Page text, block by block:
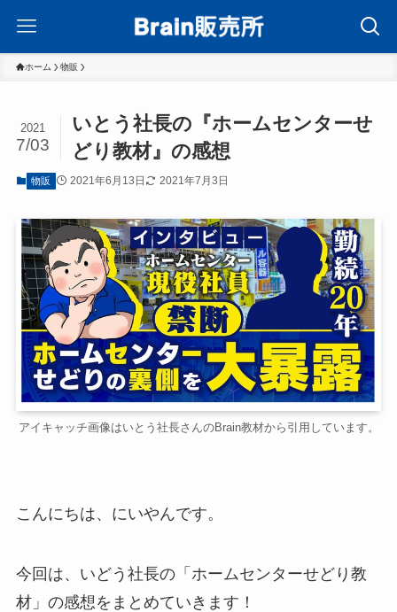
ホーム 物販
いとう社長の『ホームセンターせ
どり教材』の感想
2021
7/03
物販 2021年6月13日 2021年7月3日
アイキャッチ画像はいとう社長さんのBrain教材から引用しています。
こんにちは、にいやんです。
今回は、いどう社長の「ホームセンターせどり教
材」の感想をまとめていきます！